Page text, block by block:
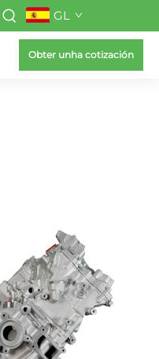
GL
Obter unha cotización